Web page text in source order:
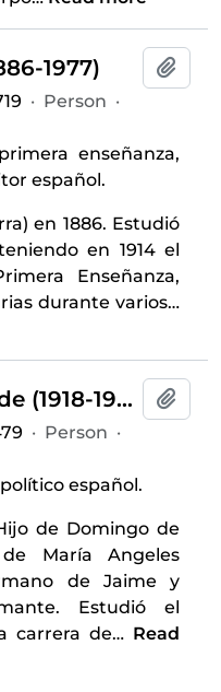
1977)
· Person ·
enseñanza,
español.
en 1886. Estudió
en 1914 el
Enseñanza,
durante varios…
Azcárraga, José Luis de (1918-1985)
· Person ·
español.
de Domingo de
María Angeles
de Jaime y
Estudió el
carrera de… Read